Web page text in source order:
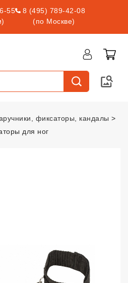
55
8 (495) 789-42-08
(по Москве)
фиксаторы, кандалы
для ног